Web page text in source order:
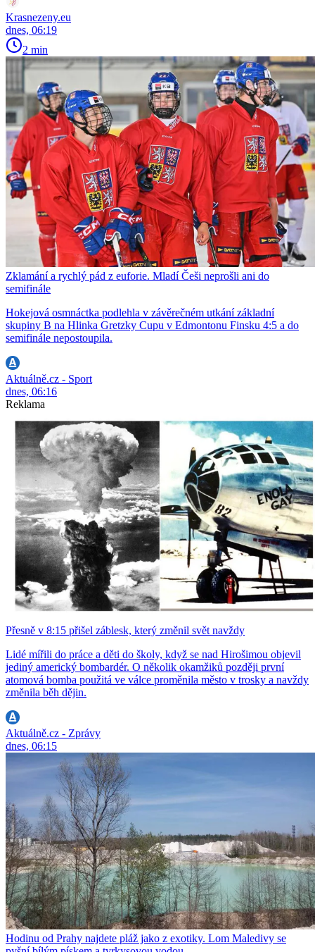
Krasnezeny.eu
dnes, 06:19
2 min
Zklamání a rychlý pád z euforie. Mladí Češi neprošli ani do
semifinále
Hokejová osmnáctka podlehla v závěrečném utkání základní
skupiny B na Hlinka Gretzky Cupu v Edmontonu Finsku 4:5 a do
semifinále nepostoupila.
Aktuálně.cz - Sport
dnes, 06:16
Reklama
Přesně v 8:15 přišel záblesk, který změnil svět navždy
Lidé mířili do práce a děti do školy, když se nad Hirošimou objevil
jediný americký bombardér. O několik okamžiků později první
atomová bomba použitá ve válce proměnila město v trosky a navždy
změnila běh dějin.
Aktuálně.cz - Zprávy
dnes, 06:15
Hodinu od Prahy najdete pláž jako z exotiky. Lom Maledivy se